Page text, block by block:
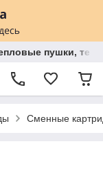
пушки,
Сменные